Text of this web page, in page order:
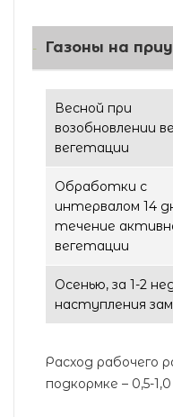
Газоны на
Весной при
возобновлении
вегетации
Обработки с
интервалом 14
течение
вегетации
Осенью, за 1-2
наступления
Расход рабочего
подкормке – 0,5-